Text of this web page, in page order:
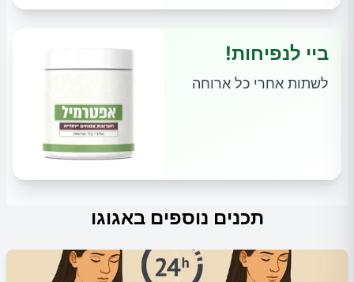
ביי לנפיחות!
לשתות אחרי כל ארוחה
תכנים נוספים באגוגו